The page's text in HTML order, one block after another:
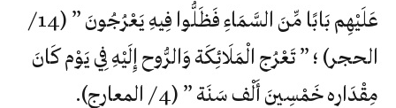
عَلَيْهِم بَابًا مِّنَ السَّمَاءِ فَظَلُّوا فِيهِ يَعْرُجُونَ ” (14/
الحجر) ؛ ” تَعْرُج الْمَلَائِكَة وَالرُّوح إِلَيْهِ فِي يَوْم كَانَ
مِقْدَاره خَمْسِينَ أَلْف سَنَة ” (4/ المعارج).